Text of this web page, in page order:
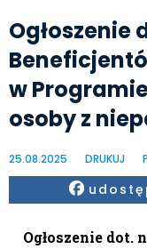
Ogłoszenie
w
osoby z
25.08.2025 DRUKUJ
Ogłoszenie dot.